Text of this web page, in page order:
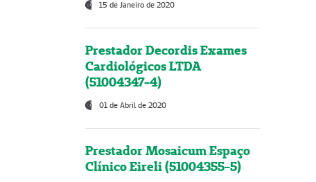
15 de Janeiro de 2020
Prestador Decordis Exames
Cardiológicos LTDA
(51004347-4)
01 de Abril de 2020
Prestador Mosaicum Espaço
Clínico Eireli (51004355-5)